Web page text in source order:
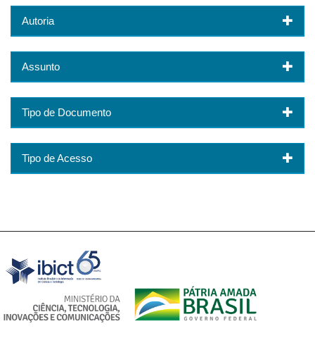
Autoria
Assunto
Tipo de Documento
Tipo de Acesso